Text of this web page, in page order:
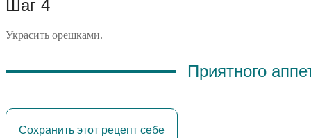
Шаг 4
Украсить орешками.
Приятного
Сохранить этот рецепт себе